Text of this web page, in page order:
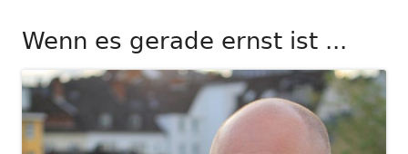
Wenn es gerade ernst ist ...